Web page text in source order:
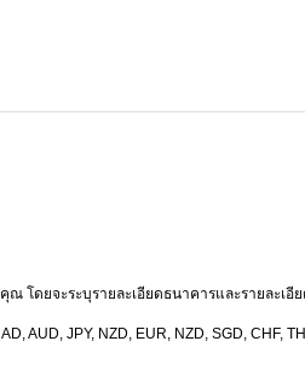
ดยจะระบุรายละเอียดธนาคารและรายละเอี
AUD, JPY, NZD, EUR, NZD, SGD, CHF,